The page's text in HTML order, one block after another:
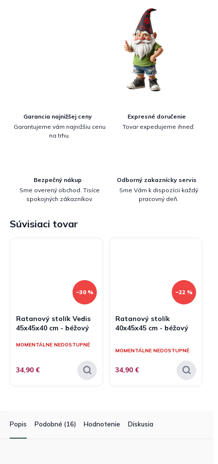
Garancia najnižšej ceny
Garantujeme vám najnižšiu cenu
na trhu.
Expresné doručenie
Tovar expedujeme ihneď.
Bezpečný nákup
Sme overený obchod. Tisíce
spokojných zákazníkov.
Odborný zakaznícky servis
Sme Vám k dispozícii každý
pracovný deň.
Súvisiaci tovar
–30 %
Ratanový stolík Vedis
45x45x40 cm - béžový
MOMENTÁLNE NEDOSTUPNÉ
34,90 €
–22 %
Ratanový stolík
40x45x45 cm - béžový
hodnotenie
5,0
5
MOMENTÁLNE NEDOSTUPNÉ
34,90 €
Popis Podobné (16) Hodnotenie Diskusia